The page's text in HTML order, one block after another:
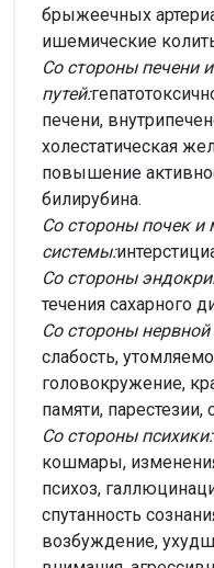
брыжеечных
ишемические
Со стороны печени
путей:
печени,
холестатическая
повышение
билирубина.
Со стороны почек и
системы:
Со стороны
течения сахарного
Со стороны
слабость,
головокружение,
памяти,
Со стороны психики:
кошмары,
психоз,
спутанность
возбуждение,